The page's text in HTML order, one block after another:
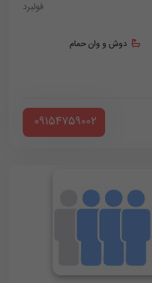
فولبرد
دوش و وان حمام
‪ 09154759002